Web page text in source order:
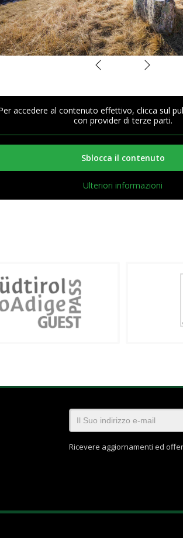
accedere al contenuto effettivo, clicca sul
con provider di terze parti.
Sblocca il contenuto
Ulteriori informazioni
Ricevere aggiornamenti ed